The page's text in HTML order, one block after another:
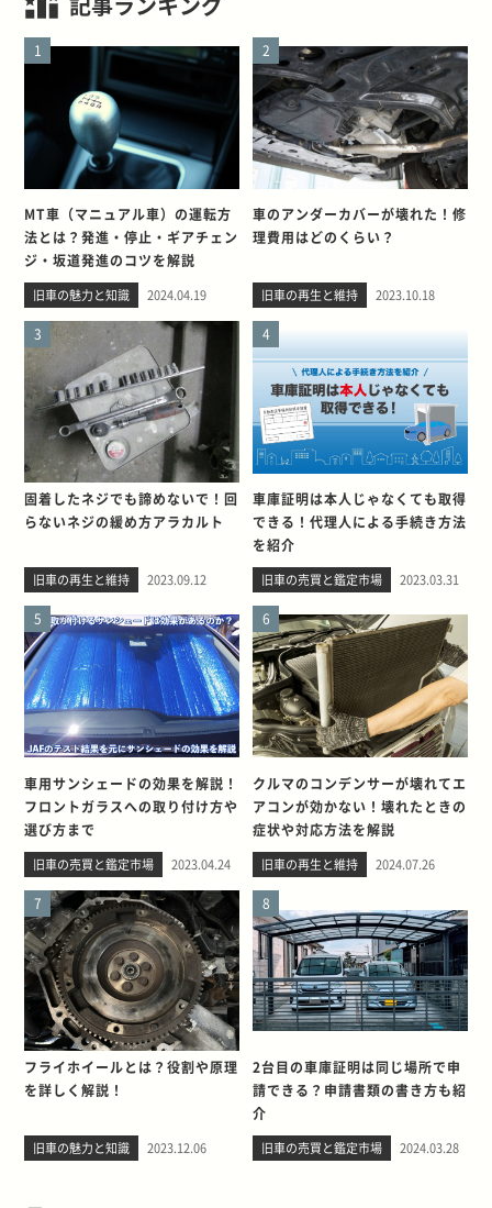
1
MT車（マニュアル車）の運転方
法とは？発進・停止・ギアチェン
ジ・坂道発進のコツを解説
旧車の魅力と知識 2024.04.19
2
車のアンダーカバーが壊れた！修
理費用はどのくらい？
旧車の再生と維持 2023.10.18
3
固着したネジでも諦めないで！回
らないネジの緩め方アラカルト
旧車の再生と維持 2023.09.12
4
車庫証明は本人じゃなくても取得
できる！代理人による手続き方法
を紹介
旧車の売買と鑑定市場 2023.03.31
5
車用サンシェードの効果を解説！
フロントガラスへの取り付け方や
選び方まで
旧車の売買と鑑定市場 2023.04.24
6
クルマのコンデンサーが壊れてエ
アコンが効かない！壊れたときの
症状や対応方法を解説
旧車の再生と維持 2024.07.26
7
フライホイールとは？役割や原理
を詳しく解説！
旧車の魅力と知識 2023.12.06
8
2台目の車庫証明は同じ場所で申
請できる？申請書類の書き方も紹
介
旧車の売買と鑑定市場 2024.03.28